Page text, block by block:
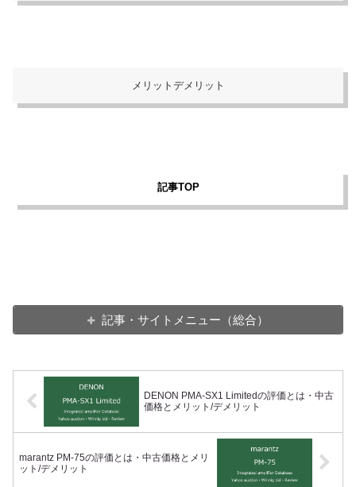
メリットデメリット
記事TOP
記事・サイトメニュー（総合）
DENON PMA-SX1 Limitedの評価とは・中古
価格とメリット/デメリット
marantz PM-75の評価とは・中古価格とメリ
ット/デメリット